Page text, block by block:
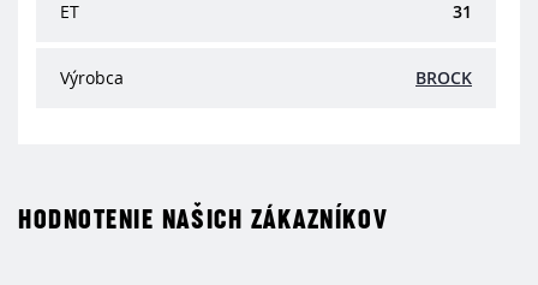
ET 31
Výrobca BROCK
HODNOTENIE NAŠICH ZÁKAZNÍKOV